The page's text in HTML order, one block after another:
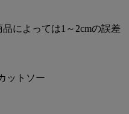
によっては1～2cmの誤差
ットソー